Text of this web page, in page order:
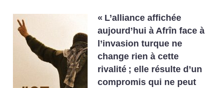
« L’alliance affichée
aujourd’hui à Afrîn face à
l’invasion turque ne
change rien à cette
rivalité ; elle résulte d’un
compromis qui ne peut